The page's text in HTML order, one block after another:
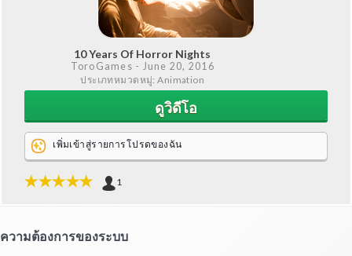
10 Years Of Horror Nights
ToroGames - June 20, 2016
ประเภทหมวดหมู่: Animation
ดูวิดีโอ
เพิ่มเข้าสู่รายการโปรดของฉัน
1
ความต้องการของระบบ